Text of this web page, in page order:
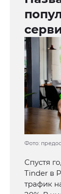
Фото:
Спустя
Tinder в
трафик